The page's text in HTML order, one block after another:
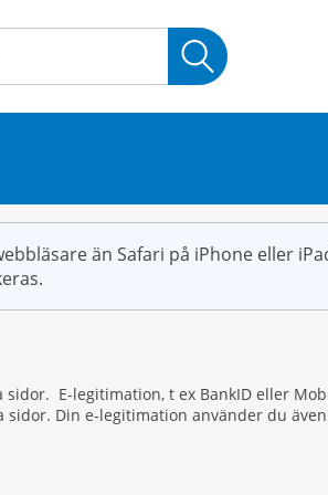
än Safari på iPhone eller
E-legitimation, t ex BankID eller
Din e-legitimation använder du